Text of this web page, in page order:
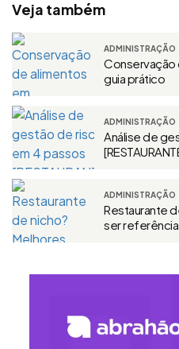
Veja também
ADMINISTRAÇÃO
Conservação
guia prático
ADMINISTRAÇÃO
Análise de
ADMINISTRAÇÃO
Restaurante
ser referência